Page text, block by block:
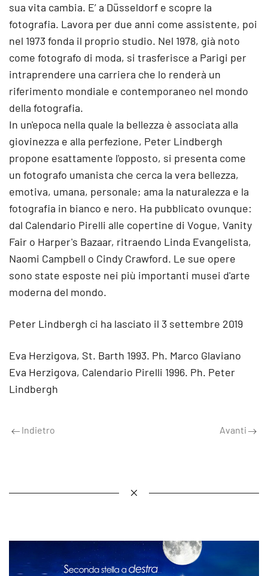
sua vita cambia. E’ a Düsseldorf e scopre la
fotografia. Lavora per due anni come assistente, poi
nel 1973 fonda il proprio studio. Nel 1978, già noto
come fotografo di moda, si trasferisce a Parigi per
intraprendere una carriera che lo renderà un
riferimento mondiale e contemporaneo nel mondo
della fotografia.
In un'epoca nella quale la bellezza è associata alla
giovinezza e alla perfezione, Peter Lindbergh
propone esattamente l'opposto, si presenta come
un fotografo umanista che cerca la vera bellezza,
emotiva, umana, personale; ama la naturalezza e la
fotografia in bianco e nero. Ha pubblicato ovunque:
dal Calendario Pirelli alle copertine di Vogue, Vanity
Fair o Harper's Bazaar, ritraendo Linda Evangelista,
Naomi Campbell o Cindy Crawford. Le sue opere
sono state esposte nei più importanti musei d'arte
moderna del mondo.
Peter Lindbergh ci ha lasciato il 3 settembre 2019
Eva Herzigova, St. Barth 1993. Ph. Marco Glaviano
Eva Herzigova, Calendario Pirelli 1996. Ph. Peter
Lindbergh
Indietro Avanti